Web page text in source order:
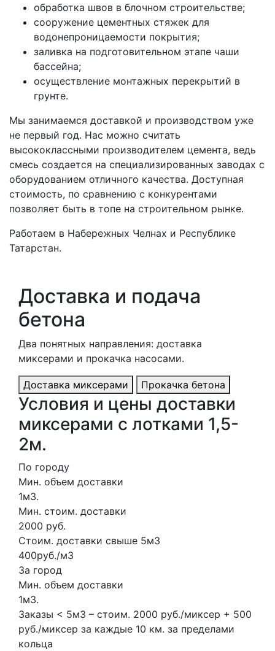
обработка швов в блочном строительстве;
сооружение цементных стяжек для
водонепроницаемости покрытия;
заливка на подготовительном этапе чаши
бассейна;
осуществление монтажных перекрытий в
грунте.
Мы занимаемся доставкой и производством уже
не первый год. Нас можно считать
высококлассными производителем цемента, ведь
смесь создается на специализированных заводах с
оборудованием отличного качества. Доступная
стоимость, по сравнению с конкурентами
позволяет быть в топе на строительном рынке.
Работаем в Набережных Челнах и Республике
Татарстан.
Доставка и подача
бетона
Два понятных направления: доставка
миксерами и прокачка насосами.
Доставка миксерами Прокачка бетона
Условия и цены доставки
миксерами с лотками 1,5-
2м.
По городу
Мин. объем доставки
1м3.
Мин. стоим. доставки
2000 руб.
Стоим. доставки свыше 5м3
400руб./м3
За город
Мин. объем доставки
1м3.
Заказы < 5м3 – стоим. 2000 руб./миксер + 500
руб./миксер за каждые 10 км. за пределами
кольца